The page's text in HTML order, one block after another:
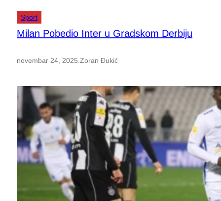
Sport
Milan Pobedio Inter u Gradskom Derbiju
novembar 24, 2025 Zoran Đukić